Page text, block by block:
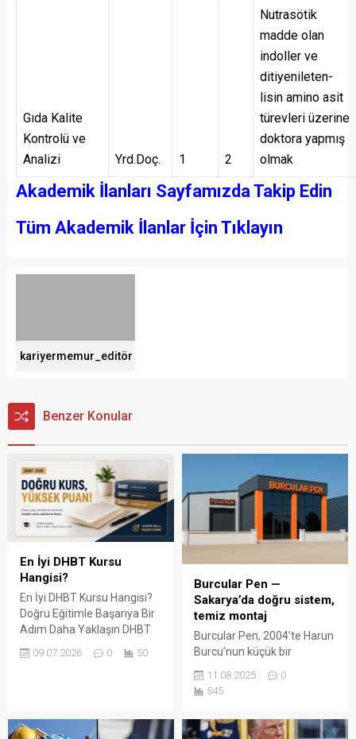
Gıda Kalite
Kontrolü ve
Analizi
Yrd.Doç. 1 2
Nutrasötik
madde olan
indoller ve
ditiyenileten-
lisin amino asit
türevleri üzerine
doktora yapmış
olmak
Akademik İlanları Sayfamızda Takip Edin
Tüm Akademik İlanlar İçin Tıklayın
kariyermemur_editör
Benzer Konular
En İyi DHBT Kursu
Hangisi?
En İyi DHBT Kursu Hangisi?
Doğru Eğitimle Başarıya Bir
Adım Daha Yaklaşın DHBT
(Din Hizmetleri Alan Bilgisi
Testi), Diyanet İşleri
Her yıl binlerce aday bu
09.07.2026 0 50
Burcular Pen —
Sakarya’da doğru sistem,
temiz montaj
Burcular Pen, 2004’te Harun
Burcu’nun küçük bir
atölyede attığı adımla
başladı; bugün Serdivan’daki
147 m² showroomu ve 750
Sakarya ve çevre ilçelerde
11.08.2025
0
545